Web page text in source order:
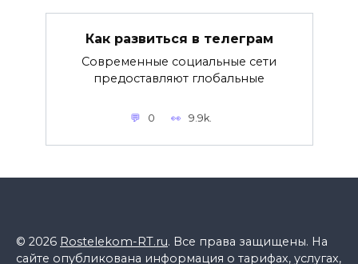
Как развиться в телеграм
Современные социальные сети
предоставляют глобальные
0 9.9k.
© 2026 Rostelekom-RT.ru. Все права защищены. На
сайте опубликована информация о тарифах, услугах,